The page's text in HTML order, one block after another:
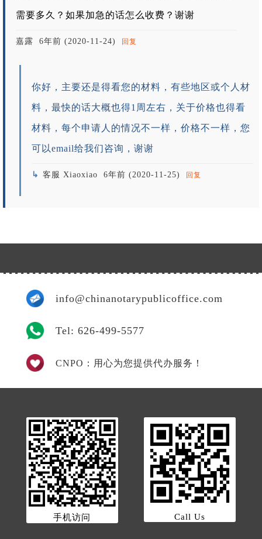
需要多久？如果加急的话怎么收费？谢谢
嘉露 6年前 (2020-11-24) 回复
你好，主要还是得看您的材料，有些地区或个人材
料，最快的话大概也得1周左右，关于价格也得看
材料，每个申请人的情况不一样，价格不一样，您
可以email给我们咨询，谢谢
客服 Xiaoxiao 6年前 (2020-11-25) 回复
info@chinanotarypublicoffice.com
Tel: 626-499-5577
CNPO：用心为您提供代办服务！
手机访问 Call Us